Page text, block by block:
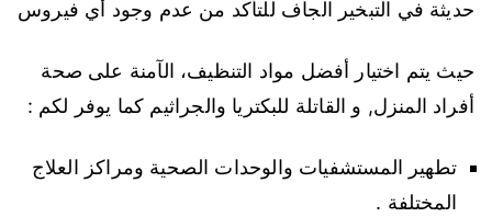
حديثة في التبخير الجاف للتأكد من عدم وجود أي فيروس
حيث يتم اختيار أفضل مواد التنظيف، الآمنة على صحة
أفراد المنزل, و القاتلة للبكتريا والجراثيم كما يوفر لكم :
تطهير المستشفيات والوحدات الصحية ومراكز العلاج
المختلفة .